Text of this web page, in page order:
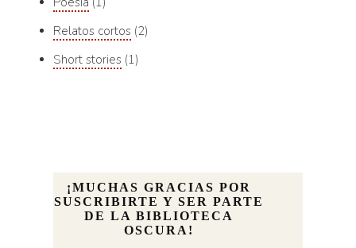
Relatos cortos 2
Short stories 1
¡MUCHAS GRACIAS POR
SUSCRIBIRTE Y SER PARTE
DE LA BIBLIOTECA
OSCURA!